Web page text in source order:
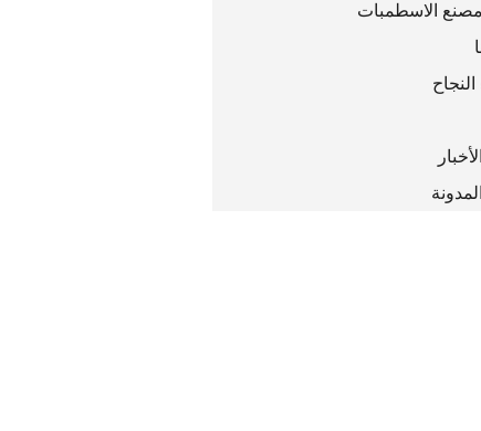
مصنع الاسطمبات
الأخبار
المدونة